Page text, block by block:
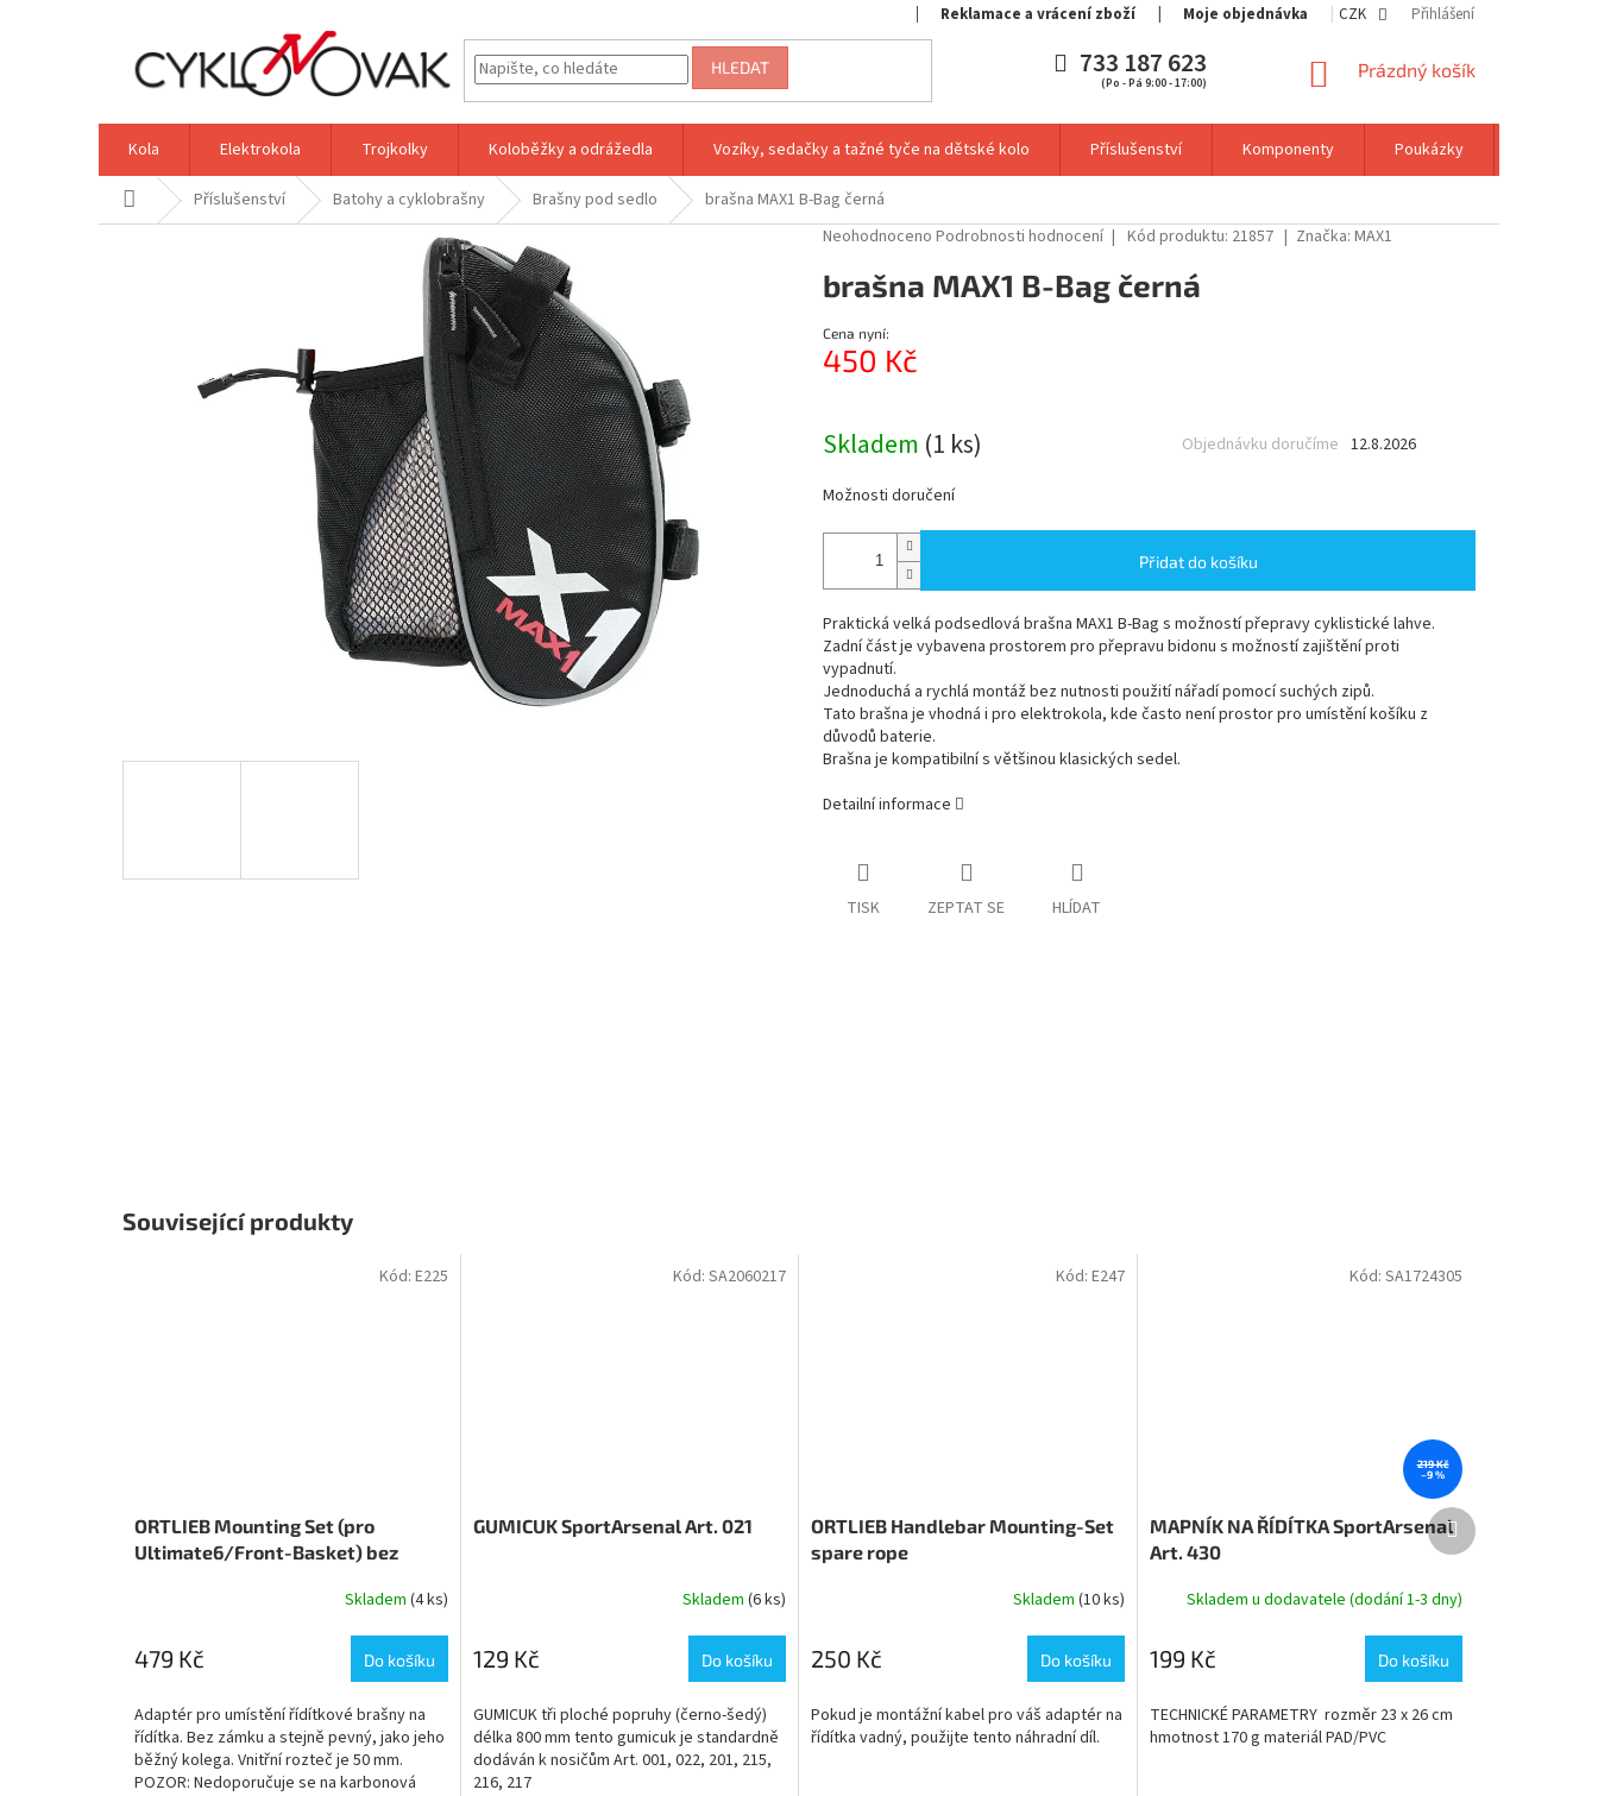
Reklamace a vrácení zboží Moje objednávka CZK Přihlášení
HLEDAT 733 187 623
(Po - Pá 9:00 - 17:00)
NÁKUPNÍ
Prázdný košík
Kola Elektrokola Trojkolky Koloběžky a odrážedla Vozíky, sedačky a tažné tyče na dětské kolo Příslušenství Komponenty Poukázky
Domů Příslušenství Batohy a cyklobrašny Brašny pod sedlo
brašna MAX1 B-Bag černá
Průměrné
produktu
je
0,0
z
5
Neohodnoceno Podrobnosti hodnocení Kód produktu: 21857 Značka:MAX1
brašna MAX1 B-Bag černá
Cena nyní:
450 Kč
Skladem (1 ks) 12.8.2026
Objednávku doručíme
Možnosti doručení
Přidat do košíku
Praktická velká podsedlová brašna MAX1 B-Bag s možností přepravy cyklistické lahve.
Zadní část je vybavena prostorem pro přepravu bidonu s možností zajištění proti
vypadnutí.
Jednoduchá a rychlá montáž bez nutnosti použití nářadí pomocí suchých zipů.
Tato brašna je vhodná i pro elektrokola, kde často není prostor pro umístění košíku z
důvodů baterie.
Brašna je kompatibilní s většinou klasických sedel.
Detailní informace
TISK ZEPTAT SE HLÍDAT
Související produkty
ORTLIEB Mounting Set (pro
Ultimate6/Front-Basket) bez
Skladem (4 ks)
479 Kč Do košíku
Adaptér pro umístění řídítkové brašny na
řídítka. Bez zámku a stejně pevný, jako jeho
běžný kolega. Vnitřní rozteč je 50 mm.
POZOR: Nedoporučuje se na karbonová
Kód: E225
GUMICUK SportArsenal Art. 021
Skladem (6 ks)
129 Kč Do košíku
GUMICUK tři ploché popruhy (černo-šedý)
délka 800 mm tento gumicuk je standardně
dodáván k nosičům Art. 001, 022, 201, 215,
216, 217
Kód: SA2060217
ORTLIEB Handlebar Mounting-Set
spare rope
Skladem (10 ks)
250 Kč Do košíku
Pokud je montážní kabel pro váš adaptér na
řídítka vadný, použijte tento náhradní díl.
Kód: E247
219 Kč
–9 %
MAPNÍK NA ŘÍDÍTKA SportArsenal
Art. 430
Skladem u dodavatele (dodání 1-3 dny)
199 Kč Do košíku
TECHNICKÉ PARAMETRY rozměr 23 x 26 cm
hmotnost 170 g materiál PAD/PVC
Kód: SA1724305
Další
produkt